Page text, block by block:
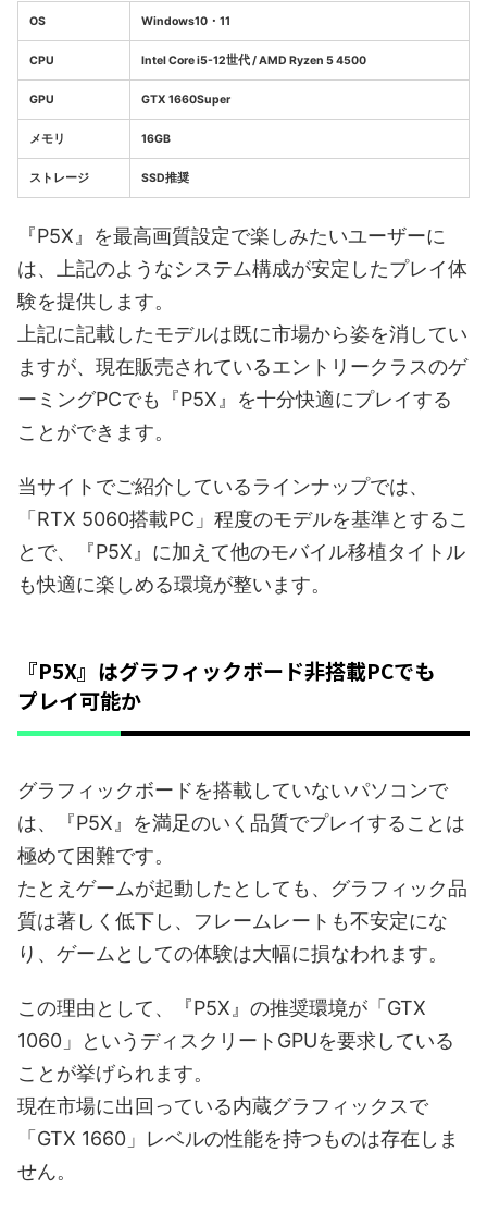
OS Windows10・11
CPU Intel Core i5-12世代 / AMD Ryzen 5 4500
GPU GTX 1660Super
メモリ 16GB
ストレージ SSD推奨
『P5X』を最高画質設定で楽しみたいユーザーに
は、上記のようなシステム構成が安定したプレイ体
験を提供します。
上記に記載したモデルは既に市場から姿を消してい
ますが、現在販売されているエントリークラスのゲ
ーミングPCでも『P5X』を十分快適にプレイする
ことができます。
当サイトでご紹介しているラインナップでは、
「RTX 5060搭載PC」程度のモデルを基準とするこ
とで、『P5X』に加えて他のモバイル移植タイトル
も快適に楽しめる環境が整います。
『P5X』はグラフィックボード非搭載PCでも
プレイ可能か
グラフィックボードを搭載していないパソコンで
は、『P5X』を満足のいく品質でプレイすることは
極めて困難です。
たとえゲームが起動したとしても、グラフィック品
質は著しく低下し、フレームレートも不安定にな
り、ゲームとしての体験は大幅に損なわれます。
この理由として、『P5X』の推奨環境が「GTX
1060」というディスクリートGPUを要求している
ことが挙げられます。
現在市場に出回っている内蔵グラフィックスで
「GTX 1660」レベルの性能を持つものは存在しま
せん。